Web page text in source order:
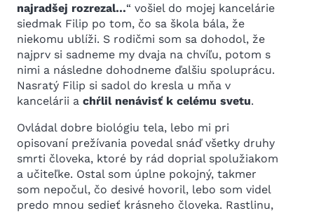
najradšej rozrezal…“ vošiel do mojej kancelárie
siedmak Filip po tom, čo sa škola bála, že
niekomu ublíži. S rodičmi som sa dohodol, že
najprv si sadneme my dvaja na chvíľu, potom s
nimi a následne dohodneme ďalšiu spoluprácu.
Nasratý Filip si sadol do kresla u mňa v
kancelárii a chŕlil nenávisť k celému svetu.
Ovládal dobre biológiu tela, lebo mi pri
opisovaní prežívania povedal snáď všetky druhy
smrti človeka, ktoré by rád doprial spolužiakom
a učiteľke. Ostal som úplne pokojný, takmer
som nepočul, čo desivé hovoril, lebo som videl
predo mnou sedieť krásneho človeka. Rastlinu,